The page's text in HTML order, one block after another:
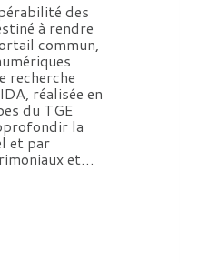
des
à rendre
commun,
recherche
réalisée en
du TGE
la
et par
et…